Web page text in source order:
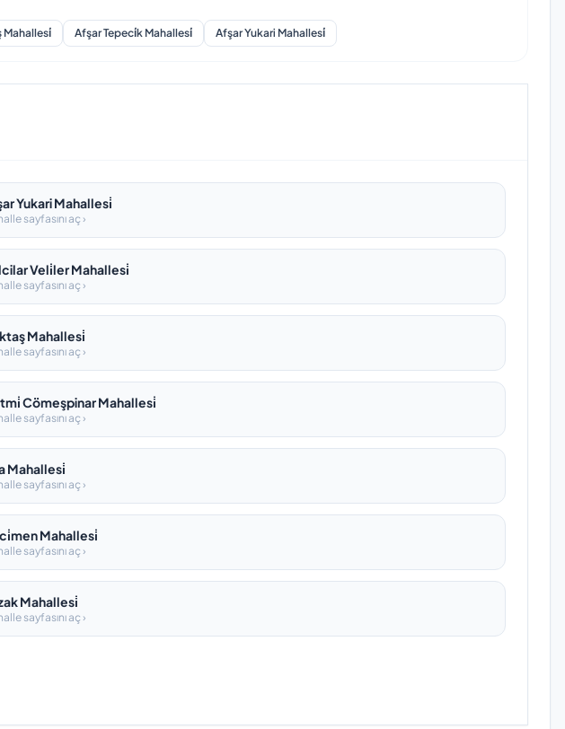
Mahallesi̇ Afşar Tepeci̇k Mahallesi̇ Afşar Yukari Mahallesi̇
Yukari Mahallesi̇
sayfasını aç ›
Veli̇ler Mahallesi̇
sayfasını aç ›
Mahallesi̇
sayfasını aç ›
Cömeşpinar Mahallesi̇
sayfasını aç ›
Mahallesi̇
sayfasını aç ›
Mahallesi̇
sayfasını aç ›
Mahallesi̇
sayfasını aç ›